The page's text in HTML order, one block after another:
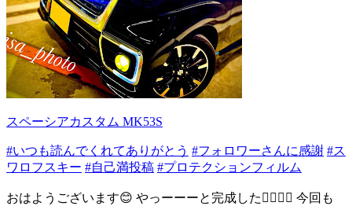
スペーシアカスタム MK53S
#いつも読んでくれてありがとう #フォロワーさんに感謝 #ス
ワロフスキー #自己満投稿 #プロテクションフィルム
おはようございます😊 やっーーーと完成した🙋‍♀️🙋‍♀️ 今回も